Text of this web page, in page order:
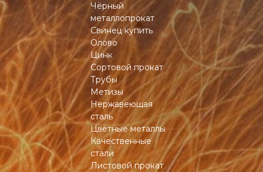
Чёрный
металлопрокат
Свинец купить
Олово
Цинк
Сортовой прокат
Трубы
Метизы
Нержавеющая
сталь
Цветные металлы
Качественные
стали
Листовой прокат